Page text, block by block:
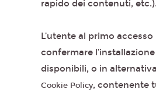
rapido dei contenuti, etc.).
L’utente al primo
confermare
disponibili, o in
Cookie Policy, contenente